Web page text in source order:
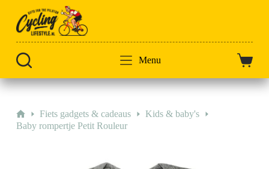
artikel
Menu
HomeFiets gadgets & cadeaus
Kids & baby's
Baby rompertje Petit Rouleur